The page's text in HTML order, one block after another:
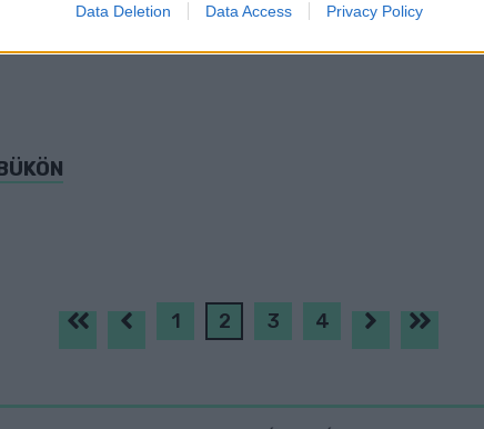
Data Deletion Data Access Privacy Policy
SOFŐR KŐSZEGEN
1 2 3 4